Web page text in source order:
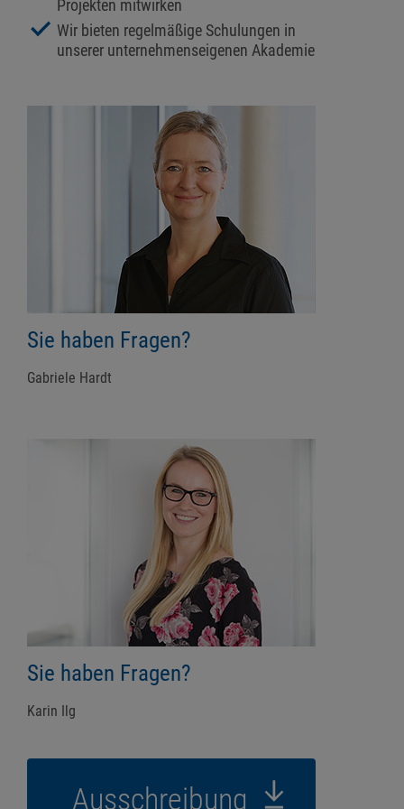
Projekten mitwirken
Wir bieten regelmäßige Schulungen in
unserer unternehmenseigenen Akademie
Sie haben Fragen?
Gabriele Hardt
Sie haben Fragen?
Karin Ilg
Ausschreibung